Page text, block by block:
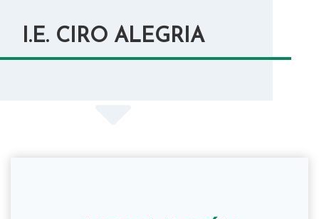
I.E. CIRO ALEGRIA